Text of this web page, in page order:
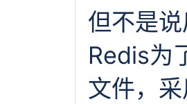
但不是
Redis为
文件，